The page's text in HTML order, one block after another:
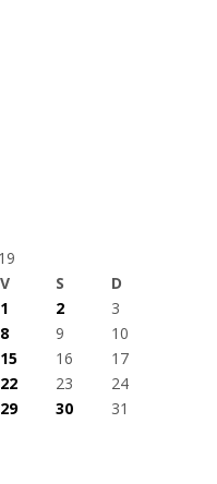
V S
D
1
2
3
8 9
10
15 16
17
22 23
24
29 30
31